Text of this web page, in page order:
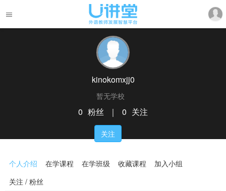
kinokomxjj0
暂无学校
0 粉丝 ｜ 0 关注
关注
个人介绍 在学课程 在学班级 收藏课程
加入小组
关注 / 粉丝